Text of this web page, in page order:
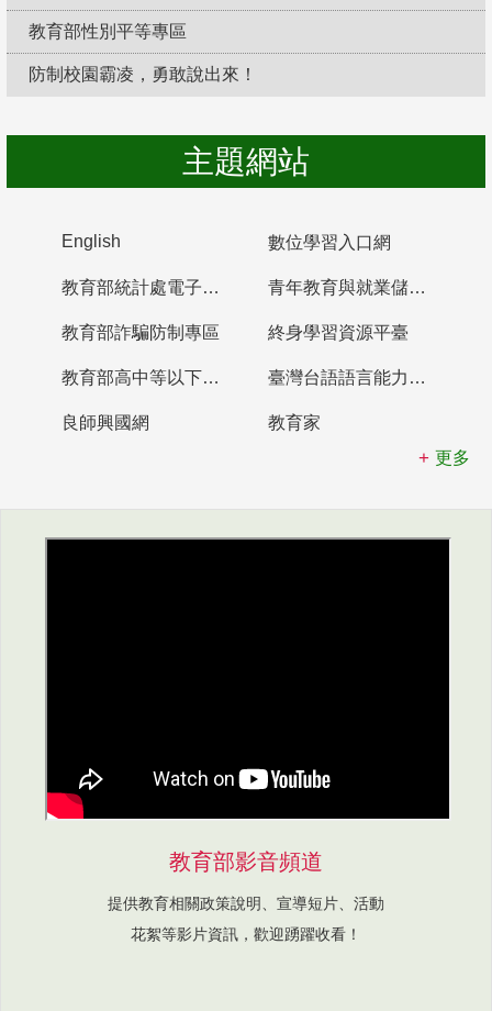
教育部性別平等專區
防制校園霸凌，勇敢說出來！
主題網站
English 數位學習入口網
教育部統計處電子書櫃 青年教育與就業儲蓄帳戶
教育部詐騙防制專區 終身學習資源平臺
教育部高中等以下學校及幼兒園教師資格檢定考試 臺灣台語語言能力認證網站
良師興國網
教育家
更多
教育部影音頻道
提供教育相關政策說明、宣導短片、活動
花絮等影片資訊，歡迎踴躍收看！